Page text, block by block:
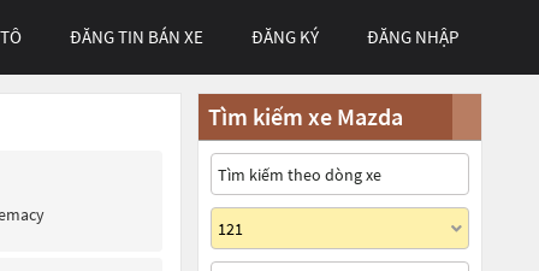
ĐĂNG TIN BÁN XE ĐĂNG KÝ ĐĂNG NHẬP
Tìm kiếm xe Mazda